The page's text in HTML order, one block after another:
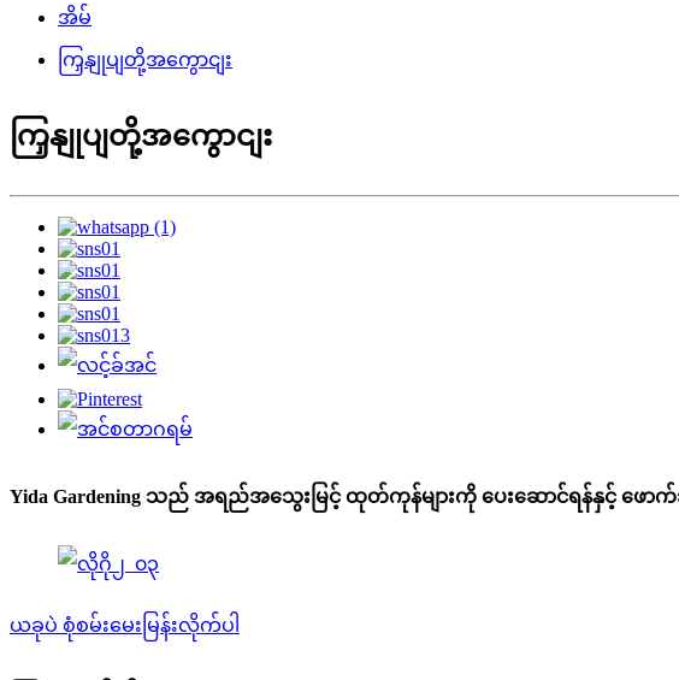
အိမ်
ကြှနျုပျတို့အကွောငျး
ကြှနျုပျတို့အကွောငျး
Yida Gardening သည် အရည်အသွေးမြင့် ထုတ်ကုန်များကို ပေးဆောင်ရန်နှင့် ဖော
ယခုပဲ စုံစမ်းမေးမြန်းလိုက်ပါ